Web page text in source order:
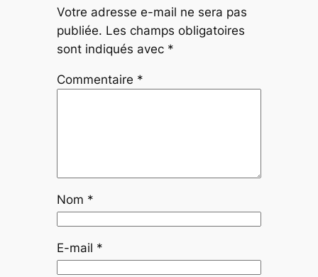
Votre adresse e-mail ne sera pas
publiée. Les champs obligatoires
sont indiqués avec *
Commentaire *
Nom *
E-mail *